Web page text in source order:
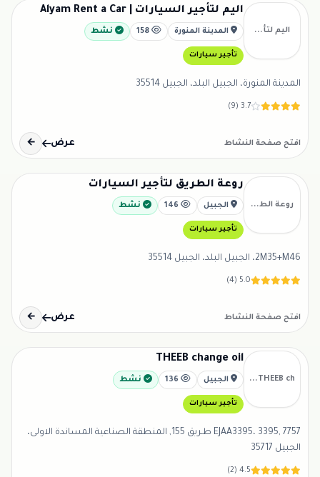
اليم لتأ...
اليم لتأجير السيارات | Alyam Rent a Car
المدينة المنورة نشط
تأجير سيارات
المدينة المنورة، الجبيل البلد، الجبيل 35514
3.7 (9)
افتح صفحة النشاط عرض ←
روعة الط...
روعة الطريق لتأجير السيارات
الجبيل نشط
تأجير سيارات
2M35+M46، الجبيل البلد، الجبيل 35514
5.0 (4)
افتح صفحة النشاط عرض ←
THEEB ch...
THEEB change oil
الجبيل نشط
تأجير سيارات
EJAA3395، 3395, 7757 طـريق 155, المنطقة الصناعية المساندة الاولى،
الجبيل 35717
4.5 (2)